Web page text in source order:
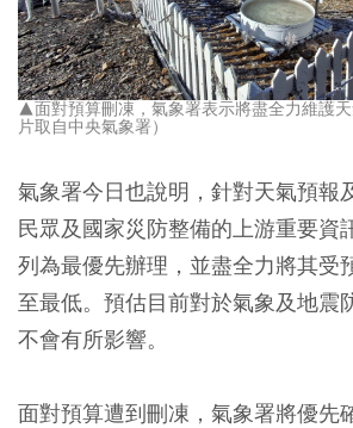
▲面對預算刪凍，氣象署表示將盡全力維護
片取自中央氣象署）
氣象署今日也說明，針對天氣預報
民眾及國家災防整備的上游重要資
列為最優先辦理，並盡全力將其受
至最低。 預估目前對於氣象及地震
不會有所影響。
面對預算遭到刪凍，氣象署將優先